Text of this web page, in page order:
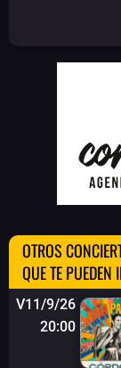
OTROS
QUE TE PUEDEN
V11/9/26
20:00